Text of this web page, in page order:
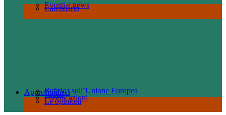
Calendario
Eventi e news
Approfondisci
Le opinioni
Pubblicazioni
Video
Rubrica sull’Unione Europea